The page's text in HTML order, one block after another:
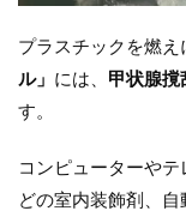
プラスチックを燃え
ル」 には、 甲状腺撹
す。
コンピューターや
どの室内装飾剤、